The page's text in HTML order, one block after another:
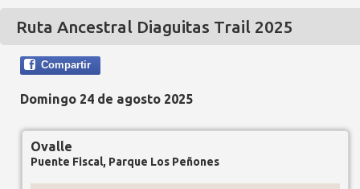
Ruta Ancestral Diaguitas Trail 2025
Compartir
Domingo 24 de agosto 2025
Ovalle
Puente Fiscal, Parque Los Peñones